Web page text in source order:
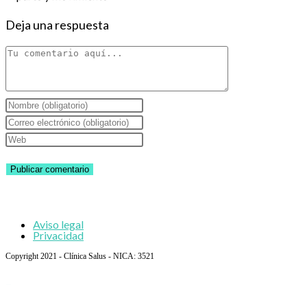
Deja una respuesta
Comentario
Introduce
tu
nombre
nombre
comentar
Introduce
tu
de
comentar
Introduce
URL
(opcional)
Aviso legal
Privacidad
Copyright 2021 - Clínica Salus - NICA: 3521